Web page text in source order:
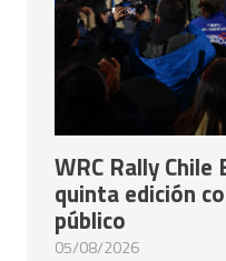
WRC Rally
quinta edición
público
05/08/2026